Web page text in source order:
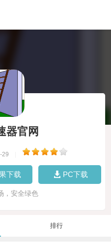
器官网
29
下载 PC下载
，安全绿色
排行